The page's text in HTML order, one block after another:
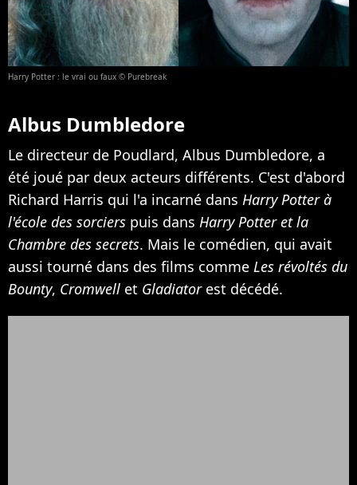
Harry Potter : le vrai ou faux © Purebreak
Albus Dumbledore
Le directeur de Poudlard, Albus Dumbledore, a
été joué par deux acteurs différents. C'est d'abord
Richard Harris qui l'a incarné dans Harry Potter à
l'école des sorciers puis dans Harry Potter et la
Chambre des secrets. Mais le comédien, qui avait
aussi tourné dans des films comme Les révoltés du
Bounty, Cromwell et Gladiatorest décédé.